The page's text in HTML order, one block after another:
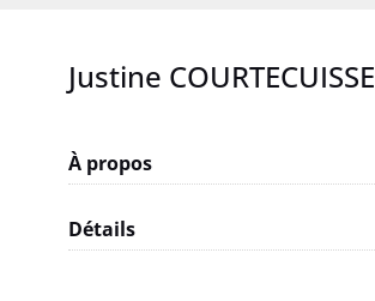
Justine COURTECUISSE
À propos
Détails